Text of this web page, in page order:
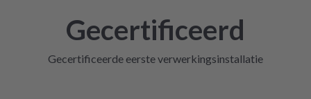
Gecertificeerd
Gecertificeerde eerste verwerkingsinstallatie